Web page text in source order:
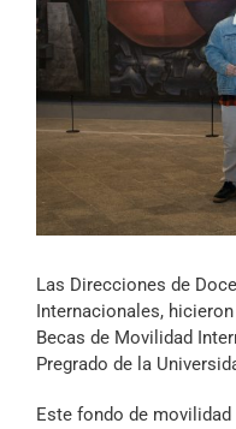
grande
Las Direcciones de
Internacionales,
Becas de Movilidad
Pregrado de la
Este fondo de